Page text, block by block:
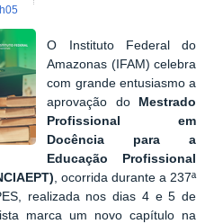
O Instituto Federal do
Amazonas (IFAM) celebra
com grande entusiasmo a
aprovação do
Mestrado
Profissional em
Docência para a
Educação Profissional
, ocorrida durante a 237ª
realizada nos dias 4 e 5 de
marca um novo capítulo na